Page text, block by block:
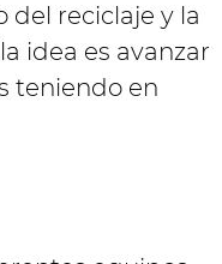
reciclaje y la
idea es avanzar
teniendo en